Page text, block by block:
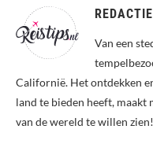
REDACTIE
Van een
Californië. Het ontdekken
land te bieden heeft,
van de wereld te willen zien!